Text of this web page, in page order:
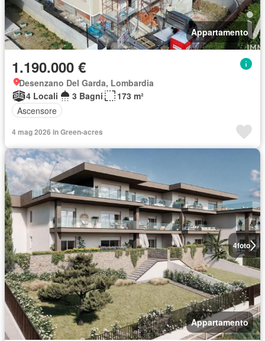
Appartamento
1.190.000 €
Desenzano Del Garda, Lombardia
4 Locali
3 Bagni
173 m²
Ascensore
4 mag 2026 in Green-acres
4foto
Appartamento